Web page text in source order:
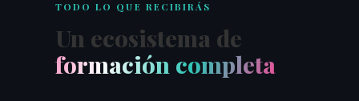
TODO LO QUE RECIBIRÁS
Un ecosistema de
formación completa